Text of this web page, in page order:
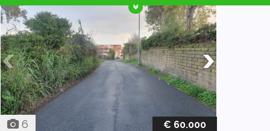
6 € 60.000